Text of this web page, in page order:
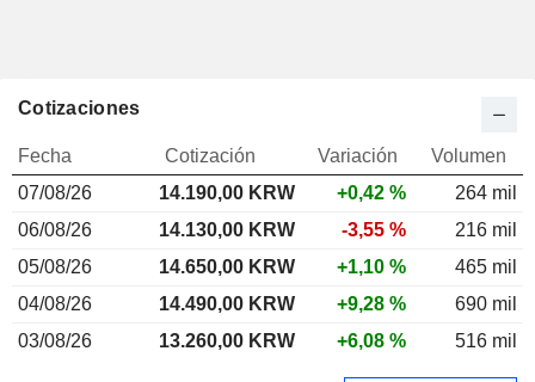
Cotizaciones
Fecha Cotización Variación
Volumen
07/08/26
14.190,00 KRW +0,42 %
264 mil
06/08/26
14.130,00 KRW -3,55 %
216 mil
05/08/26
14.650,00 KRW +1,10 %
465 mil
04/08/26
14.490,00 KRW +9,28 %
690 mil
03/08/26
13.260,00 KRW +6,08 % 516 mil